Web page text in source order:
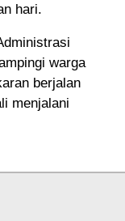
hari.
warga
berjalan
menjalani